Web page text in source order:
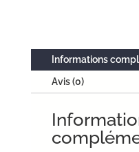
–
H.
Informations
Avis (0)